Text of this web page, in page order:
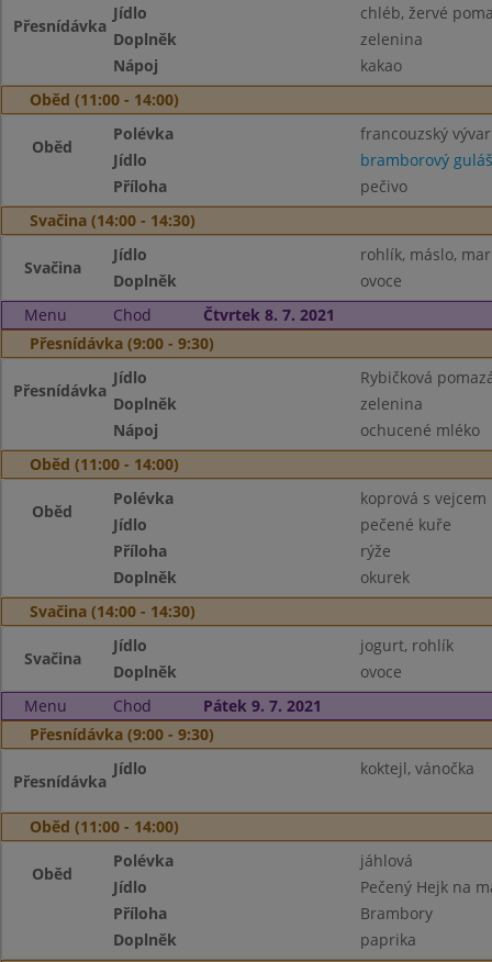
Přesnídávka
Jídlo
chléb, žervé
Doplněk
zelenina
Nápoj
kakao
Oběd (11:00 - 14:00)
Oběd
Polévka
francouzský
Jídlo
bramborový guláš
Příloha
pečivo
Svačina (14:00 - 14:30)
Svačina
Jídlo
rohlík, máslo,
Doplněk
ovoce
Menu
Chod
Čtvrtek 8. 7. 2021
Přesnídávka (9:00 - 9:30)
Přesnídávka
Jídlo
Rybičková
Doplněk
zelenina
Nápoj
ochucené mléko
Oběd (11:00 - 14:00)
Oběd
Polévka
koprová s vejcem
Jídlo
pečené kuře
Příloha
rýže
Doplněk
okurek
Svačina (14:00 - 14:30)
Svačina
Jídlo
jogurt, rohlík
Doplněk
ovoce
Menu
Chod
Pátek 9. 7. 2021
Přesnídávka (9:00 - 9:30)
Přesnídávka
Jídlo koktejl, vánočka
Oběd (11:00 - 14:00)
Oběd
Polévka
jáhlová
Jídlo
Pečený Hejk na
Příloha
Brambory
Doplněk
paprika